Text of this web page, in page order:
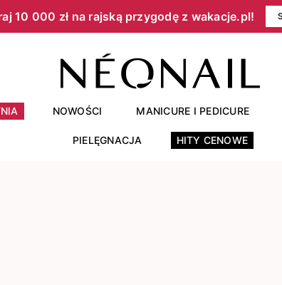
10 000 zł na rajską przygodę z wakacje.pl!​
NOWOŚCI MANICURE I PEDICURE
PIELĘGNACJA HITY CENOWE